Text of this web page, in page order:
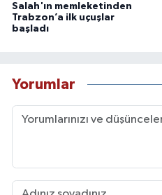
Salah'ın memleketinden
Trabzon’a ilk uçuşlar
başladı
Yorumlar